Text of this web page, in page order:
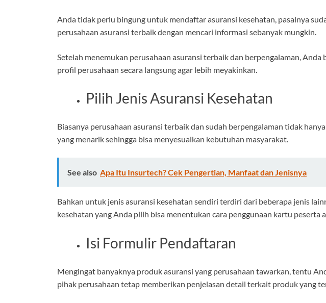
Anda tidak perlu bingung untuk mendaftar asuransi kesehatan, pasalnya
perusahaan asuransi terbaik dengan mencari informasi sebanyak mungkin.
Setelah menemukan perusahaan asuransi terbaik dan berpengalaman,
profil perusahaan secara langsung agar lebih meyakinkan.
Pilih Jenis Asuransi Kesehatan
Biasanya perusahaan asuransi terbaik dan sudah berpengalaman tidak
yang menarik sehingga bisa menyesuaikan kebutuhan masyarakat.
See also Apa Itu Insurtech? Cek Pengertian, Manfaat dan Jenisnya
Bahkan untuk jenis asuransi kesehatan sendiri terdiri dari beberapa jenis
kesehatan yang Anda pilih bisa menentukan cara penggunaan kartu peserta
Isi Formulir Pendaftaran
Mengingat banyaknya produk asuransi yang perusahaan tawarkan, tentu
pihak perusahaan tetap memberikan penjelasan detail terkait produk yang